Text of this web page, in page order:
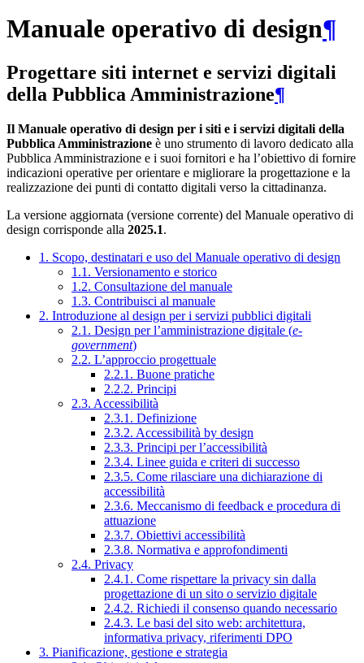
Manuale operativo di design¶
Progettare siti internet e servizi digitali
della Pubblica Amministrazione¶
Il Manuale operativo di design per i siti e i servizi digitali della
Pubblica Amministrazione è uno strumento di lavoro dedicato alla
Pubblica Amministrazione e i suoi fornitori e ha l’obiettivo di fornire
indicazioni operative per orientare e migliorare la progettazione e la
realizzazione dei punti di contatto digitali verso la cittadinanza.
La versione aggiornata (versione corrente) del Manuale operativo di
design corrisponde alla 2025.1.
1. Scopo, destinatari e uso del Manuale operativo di design
1.1. Versionamento e storico
1.2. Consultazione del manuale
1.3. Contribuisci al manuale
2. Introduzione al design per i servizi pubblici digitali
2.1. Design per l’amministrazione digitale (e-
government)
2.2. L’approccio progettuale
2.2.1. Buone pratiche
2.2.2. Principi
2.3. Accessibilità
2.3.1. Definizione
2.3.2. Accessibilità by design
2.3.3. Principi per l’accessibilità
2.3.4. Linee guida e criteri di successo
2.3.5. Come rilasciare una dichiarazione di
accessibilità
2.3.6. Meccanismo di feedback e procedura di
attuazione
2.3.7. Obiettivi accessibilità
2.3.8. Normativa e approfondimenti
2.4. Privacy
2.4.1. Come rispettare la privacy sin dalla
progettazione di un sito o servizio digitale
2.4.2. Richiedi il consenso quando necessario
2.4.3. Le basi del sito web: architettura,
informativa privacy, riferimenti DPO
3. Pianificazione, gestione e strategia